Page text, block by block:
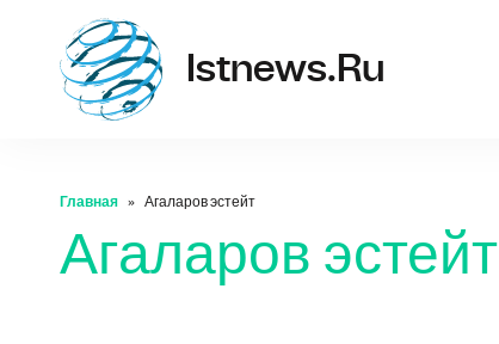
Istnews.ru
Главная Агаларов эстейт
Агаларов эстейт